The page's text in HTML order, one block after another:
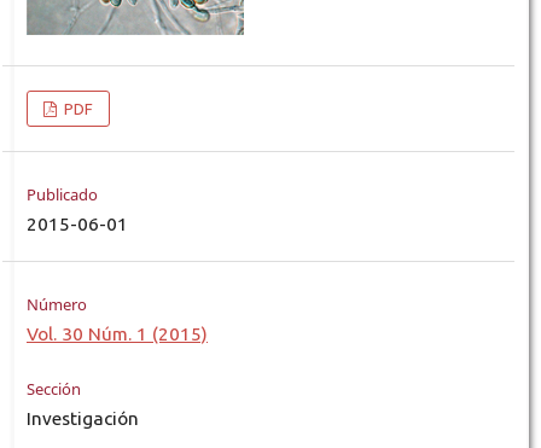
PDF
Publicado
2015-06-01
Número
Vol. 30 Núm. 1 (2015)
Sección
Investigación